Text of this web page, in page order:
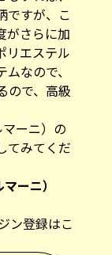
ですが、こ
がさらに加
リエステル
なので、
ので、高級
ーニ）の
てみてくだ
ーニ）
ン登録はこ